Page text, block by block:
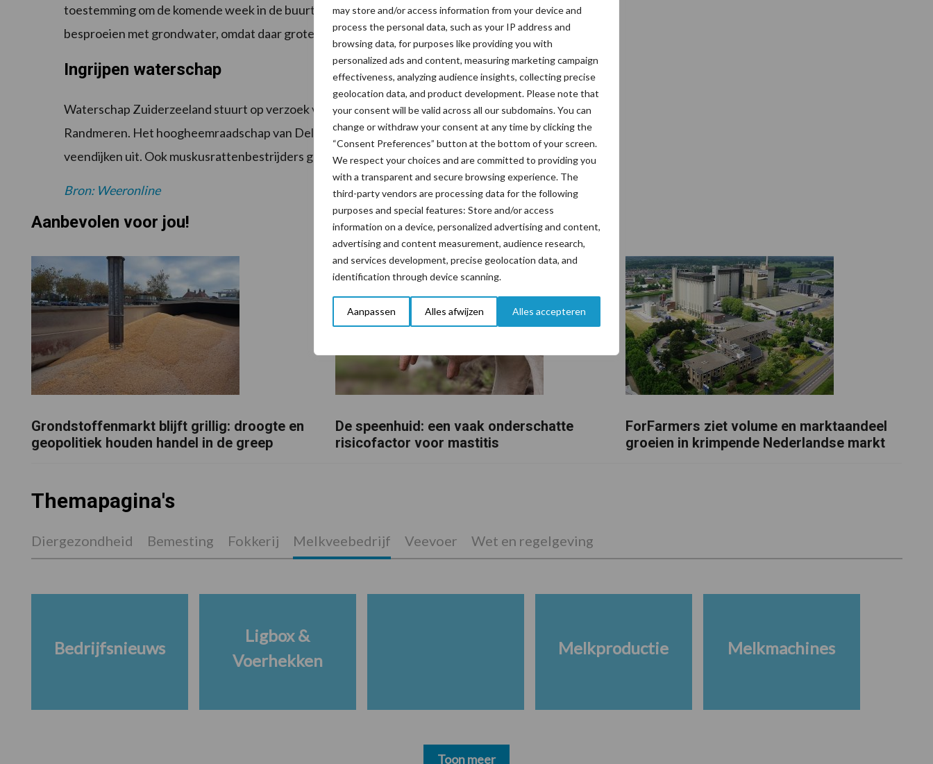
may store and/or access information from your device and
process the personal data, such as your IP address and
browsing data, for purposes like providing you with
personalized ads and content, measuring marketing campaign
effectiveness, analyzing audience insights, collecting precise
geolocation data, and product development. Please note that
your consent will be valid across all our subdomains. You can
change or withdraw your consent at any time by clicking the
“Consent Preferences” button at the bottom of your screen.
We respect your choices and are committed to providing you
with a transparent and secure browsing experience. The
third-party vendors are processing data for the following
purposes and special features: Store and/or access
information on a device, personalized advertising and content,
advertising and content measurement, audience research,
and services development, precise geolocation data, and
identification through device scanning.
Aanpassen Alles afwijzen Alles accepteren
toestemming om de komende week in de buurt van Baarle-Nassau graslanden en sportvelden te
besproeien met grondwater, omdat daar grote schade ontstaat.
Ingrijpen waterschap
Waterschap Zuiderzeeland stuurt op verzoek van Rijkswaterstaat water uit het IJsselmeer naar de
Randmeren. Het hoogheemraadschap van Delfland breidt de inspectie van droogtegevoelige
veendijken uit. Ook muskusrattenbestrijders gaan nu controleren op scheuren en gaten.
Bron: Weeronline
Aanbevolen voor jou!
Grondstoffenmarkt blijft grillig: droogte en
geopolitiek houden handel in de greep
De speenhuid: een vaak onderschatte
risicofactor voor mastitis
ForFarmers ziet volume en marktaandeel
groeien in krimpende Nederlandse markt
Themapagina's
Diergezondheid Bemesting Fokkerij Melkveebedrijf Veevoer Wet en regelgeving
Bedrijfsnieuws
Ligbox &
Voerhekken
Melkproductie Melkmachines
Toon meer